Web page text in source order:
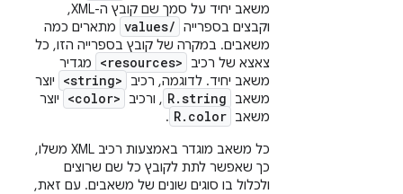
משאב יחיד על סמך שם קובץ ה-XML,
וקבצים בספרייה values/ מתארים כמה
משאבים. במקרה של קובץ בספרייה הזו, כל
צאצא של רכיב
<resources>
מגדיר
משאב יחיד. לדוגמה, רכיב
<string>
יוצר
משאב
R.string , ורכיב <color>
יוצר
משאב R.color
.
כל משאב מוגדר באמצעות רכיב XML משלו,
כך שאפשר לתת לקובץ כל שם שרוצים
ולכלול בו סוגים שונים של משאבים. עם זאת,